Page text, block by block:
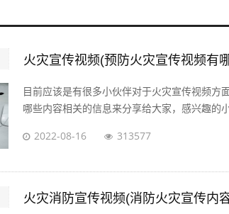
火灾宣传视频(预防火灾宣传视频有
目前应该是有很多小伙伴对于火灾宣传视频方
哪些内容相关的信息来分享给大家，感兴趣的
2022-08-16 313577
火灾消防宣传视频(消防火灾宣传内